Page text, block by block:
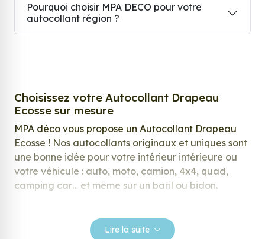
Pourquoi choisir MPA DECO pour votre
autocollant région ?
Choisissez votre Autocollant Drapeau
Ecosse sur mesure
MPA déco vous propose un Autocollant Drapeau
Ecosse ! Nos autocollants originaux et uniques sont
une bonne idée pour votre intérieur intérieure ou
votre véhicule : auto, moto, camion, 4x4, quad,
camping car… et même sur un baril ou bidon.
répondre à vos attentes, laissez vous inspirer parmi
Lire la suite